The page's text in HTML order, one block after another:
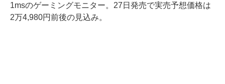
1msのゲーミングモニター。27日発売で実売予想価格は
2万4,980円前後の見込み。